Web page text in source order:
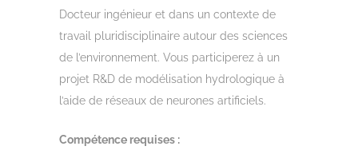
Docteur ingénieur et dans un contexte de
travail pluridisciplinaire autour des sciences
de l’environnement. Vous participerez à un
projet R&D de modélisation hydrologique à
l’aide de réseaux de neurones artificiels.
Compétence requises :